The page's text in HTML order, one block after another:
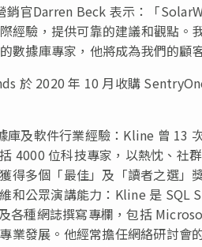
銷官Darren Beck 表示：「
經驗，提供可靠的建議和觀點
數據庫專家，他將成為我們的顧
於 2020 年 10 月收購
庫及軟件行業經驗：Kline 曾 13
4000 位科技專家，以熱忱、社
得多個「最佳」及「讀者之選」
和公眾演講能力：Kline 是 SQL
各種網誌撰寫專欄，包括
業發展。他經常擔任網絡研討會